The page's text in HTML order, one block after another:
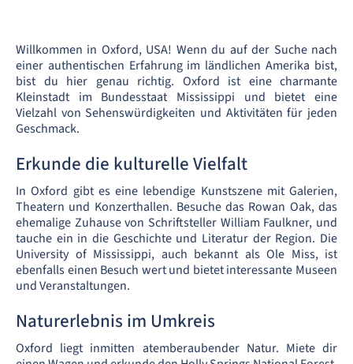
Willkommen in Oxford, USA! Wenn du auf der Suche nach
einer authentischen Erfahrung im ländlichen Amerika bist,
bist du hier genau richtig. Oxford ist eine charmante
Kleinstadt im Bundesstaat Mississippi und bietet eine
Vielzahl von Sehenswürdigkeiten und Aktivitäten für jeden
Geschmack.
Erkunde die kulturelle Vielfalt
In Oxford gibt es eine lebendige Kunstszene mit Galerien,
Theatern und Konzerthallen. Besuche das Rowan Oak, das
ehemalige Zuhause von Schriftsteller William Faulkner, und
tauche ein in die Geschichte und Literatur der Region. Die
University of Mississippi, auch bekannt als Ole Miss, ist
ebenfalls einen Besuch wert und bietet interessante Museen
und Veranstaltungen.
Naturerlebnis im Umkreis
Oxford liegt inmitten atemberaubender Natur. Miete dir